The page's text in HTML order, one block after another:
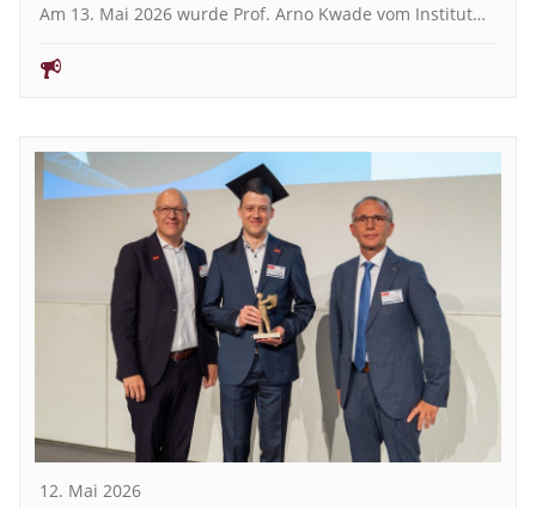
Am 13. Mai 2026 wurde Prof. Arno Kwade vom Institut…
12. Mai 2026